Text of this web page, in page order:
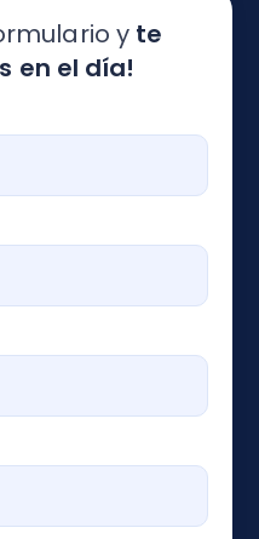
y te
en el día!